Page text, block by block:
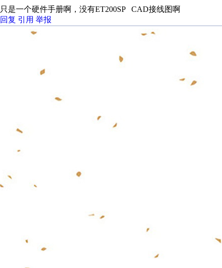
只是一个硬件手册啊，没有ET200SP CAD接线图啊
回复 引用 举报